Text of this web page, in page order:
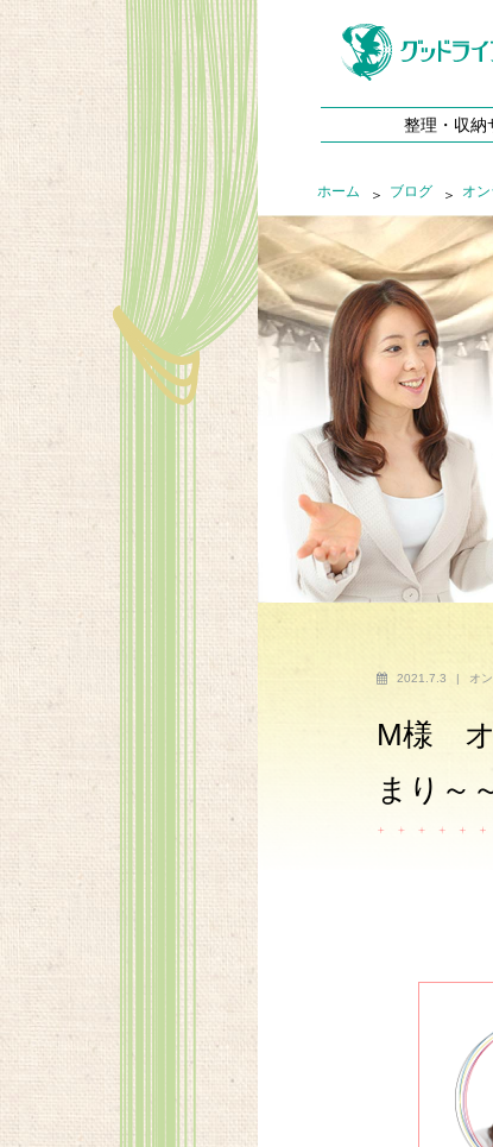
整理・収納
ホーム ブログ オ
2021.7.3 | オ
M様 オ
まり～